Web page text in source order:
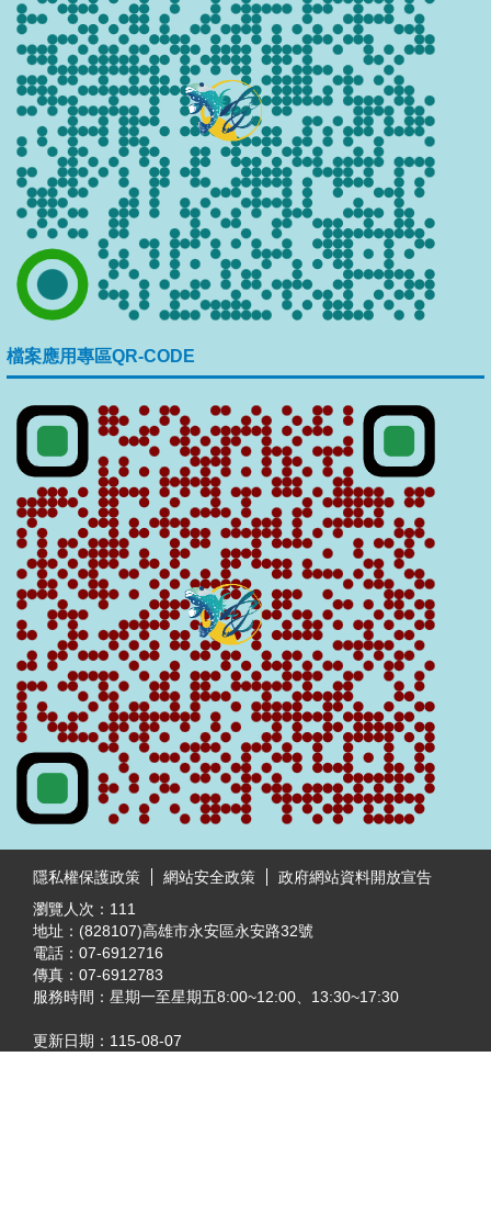
檔案應用專區QR-CODE
隱私權保護政策
網站安全政策
政府網站資料開放宣告
瀏覽人次： 111
地址：(828107)高雄市永安區永安路32號
電話：07-6912716
傳真：07-6912783
服務時間：星期一至星期五8:00~12:00、13:30~17:30
更新日期： 115-08-07